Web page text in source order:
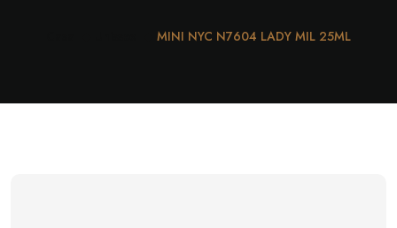
MINI NYC N7604 LADY MIL 25ML